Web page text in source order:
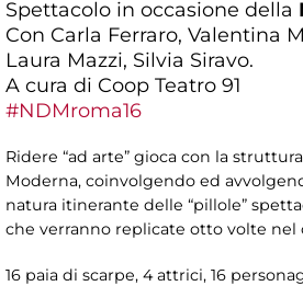
Spettacolo in occasione della
Con Carla Ferraro, Valentina
Laura Mazzi, Silvia Siravo.
A cura di Coop Teatro 91
#NDMroma16
Ridere “ad arte” gioca con la
Moderna, coinvolgendo ed
natura itinerante delle “pillole”
che verranno replicate otto volte nel
16 paia di scarpe, 4 attrici, 16